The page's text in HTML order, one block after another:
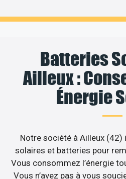
Batteries
Ailleux :
Énergie
Notre société à Ailleux (42)
solaires et batteries pour
Vous consommez l’énergie
Vous n’avez pas à vous